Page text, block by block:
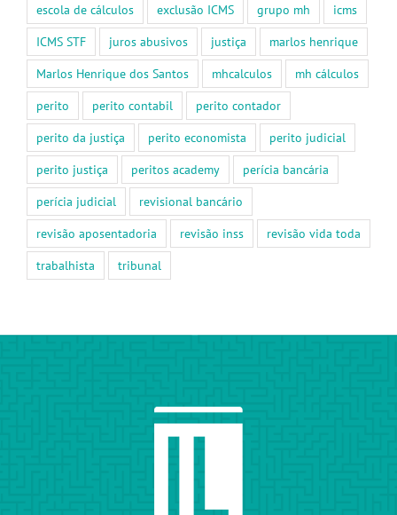
escola de cálculos
exclusão ICMS grupo mh
icms
ICMS STF
juros abusivos justiça
marlos henrique
Marlos Henrique dos Santos
mhcalculos
mh cálculos
perito
perito contabil
perito contador
perito da justiça
perito economista
perito judicial
perito justiça
peritos academy
perícia bancária
perícia judicial
revisional bancário
revisão aposentadoria
revisão inss
revisão vida toda
trabalhista
tribunal